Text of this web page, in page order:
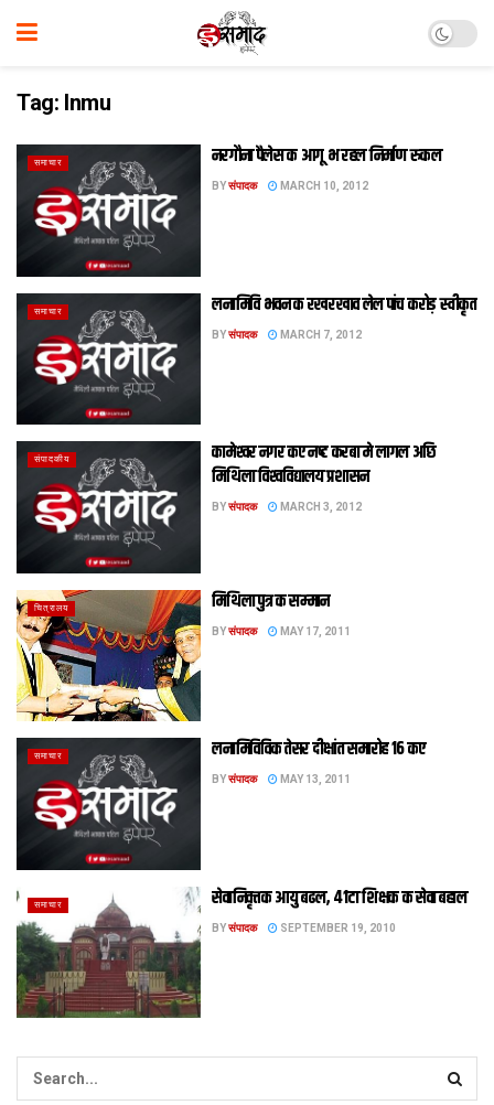
Tag: lnmu
समाचार नरगौना पैलेस क आगू भ रहल निर्माण रुकल
BYसंपादक MARCH 10, 2012
समाचार लनामिवि भवन क रखरखाव लेल पांच करोड़ स्वीकृत
BYसंपादक MARCH 7, 2012
संपादकीय
कामेश्‍वर नगर कए नष्‍ट करबा मे लागल अछि
मिथिला विश्‍वविद्यालय प्रशासन
BYसंपादक MARCH 3, 2012
चित्रालय मिथिला पुत्र क सम्‍मान
BYसंपादक MAY 17, 2011
समाचार लनामिविविक तेसर दीक्षांत समारोह 16 कए
BYसंपादक MAY 13, 2011
समाचार सेवानिवृत्तक आयु बढल, 41टा शिक्षक क सेवा बहाल
BYसंपादक SEPTEMBER 19, 2010